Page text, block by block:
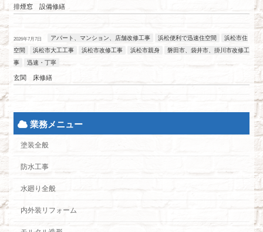
排煙窓 設備修繕
2026年7月7日 アパート、マンション、店舗改修工事 浜松便利で迅速住空間
浜松市住
空間
浜松市大工工事 浜松市改修工事 浜松市親身
磐田市、袋井市、掛川市改修工
事
迅速・丁寧
玄関 床修繕
業務メニュー
塗装全般
防水工事
水廻り全般
内外装リフォーム